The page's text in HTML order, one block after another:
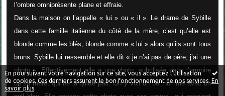
En poursuivant votre navigation sur ce site, vous acceptez l'utilisation
de cookies. Ces derniers assurent le bon fonctionnement de nos services.En
savoir plus.
l’ombre omniprésente plane et effraie.
Dans la maison on l’appelle « lui » ou « il ». Le drame de Sybille
dans cette famille italienne du côté de la mère, c’est qu’elle est
blonde comme les blés, blonde comme « lui » alors qu’ils sont tous
bruns. Sybille lui ressemble et elle dit « je n’ai pas de père, j’ai une
photo». Effectivement elle a une photo, subtilisée dans l’armoire
de sa mère, qui ne la quitte pas. On y voit un bel homme avec un